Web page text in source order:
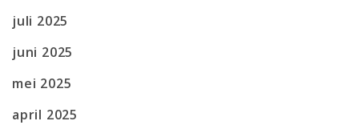
juli 2025
juni 2025
mei 2025
april 2025